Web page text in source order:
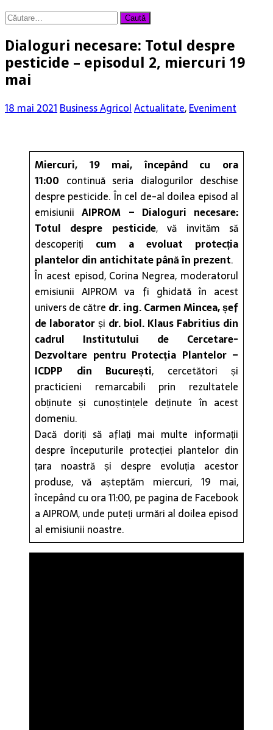
Caută
Dialoguri necesare: Totul despre
pesticide – episodul 2, miercuri 19
mai
18 mai 2021Business AgricolActualitate,Eveniment
Miercuri, 19 mai, începând cu ora
11:00 continuă seria dialogurilor deschise
despre pesticide. În cel de-al doilea episod al
emisiuniiAIPROM – Dialoguri necesare:
Totul despre pesticide, vă invităm să
descoperiți cum a evoluat protecția
plantelor din antichitate până în prezent.
În acest episod, Corina Negrea, moderatorul
emisiunii AIPROM va fi ghidată în acest
univers de către dr. ing. Carmen Mincea, șef
de laboratorși dr. biol. Klaus Fabritius din
cadrul Institutului de Cercetare-
Dezvoltare pentru Protecţia Plantelor –
ICDPP din București, cercetători și
practicieni remarcabili prin rezultatele
obținute și cunoștințele deținute în acest
domeniu.
Dacă doriți să aflați mai multe informații
despre începuturile protecției plantelor din
țara noastră și despre evoluția acestor
produse, vă așteptăm miercuri, 19 mai,
începând cu ora 11:00, pe pagina de Facebook
a AIPROM, unde puteți urmări al doilea episod
al emisiunii noastre.